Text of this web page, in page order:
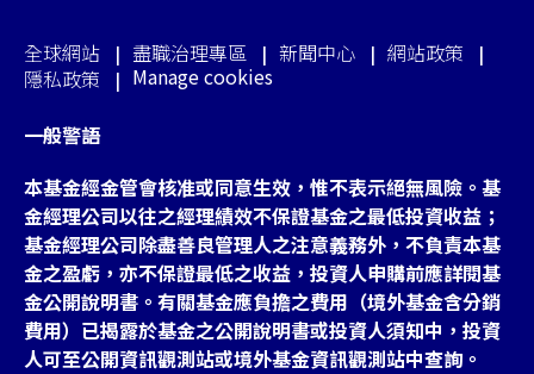
全球網站 盡職治理專區 新聞中心
網站政策
隱私政策
Manage cookies
一般警語
本基金經金管會核准或同意生效，惟不表示絕無風險。基
金經理公司以往之經理績效不保證基金之最低投資收益；
基金經理公司除盡善良管理人之注意義務外，不負責本基
金之盈虧，亦不保證最低之收益，投資人申購前應詳閱基
金公開說明書。有關基金應負擔之費用（境外基金含分銷
費用）已揭露於基金之公開說明書或投資人須知中，投資
人可至公開資訊觀測站或境外基金資訊觀測站中查詢。